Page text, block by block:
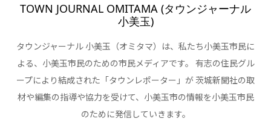
TOWN JOURNAL OMITAMA (タウンジャーナル
小美玉)
タウンジャーナル 小美玉（オミタマ）は、私たち小美玉市民に
よる、小美玉市民のための市民メディアです。 有志の住民グル
ープにより結成された「タウンレポーター」が 茨城新聞社の取
材や編集の指導や協力を受けて、小美玉市の情報を小美玉市民
のために発信していきます。